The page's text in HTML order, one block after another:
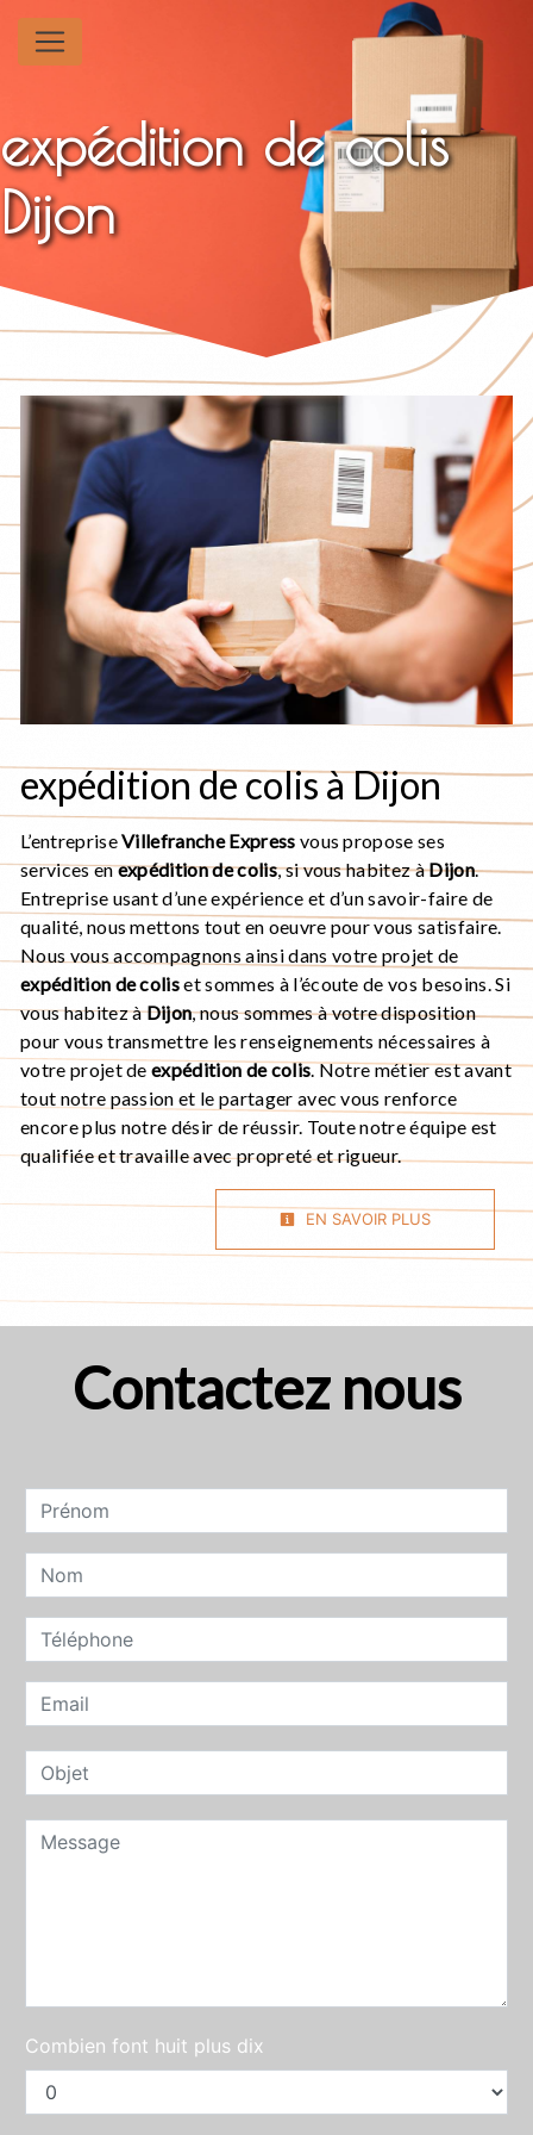
expédition de colis
Dijon
expédition de colis à Dijon
L’entrepriseVillefranche Express vous propose ses
services enexpédition de colis, si vous habitez àDijon.
Entreprise usant d’une expérience et d’un savoir-faire de
qualité, nous mettons tout en oeuvre pour vous satisfaire.
Nous vous accompagnons ainsi dans votre projet de
expédition de coliset sommes à l’écoute de vos besoins. Si
vous habitez àDijon, nous sommes à votre disposition
pour vous transmettre les renseignements nécessaires à
votre projet deexpédition de colis. Notre métier est avant
tout notre passion et le partager avec vous renforce
encore plus notre désir de réussir. Toute notre équipe est
qualifiée et travaille avec propreté et rigueur.
EN SAVOIR PLUS
Contactez nous
Combien font huit plus dix
Panneau de gestion des cookies